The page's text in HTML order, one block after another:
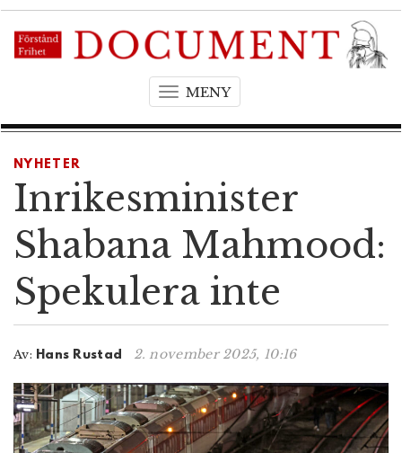
MENYT
g
e
a
i
g
t
o
n
NYHETER
Inrikesminister
Shabana Mahmood:
Spekulera inte
Av: Hans Rustad 2. november 2025, 10:16